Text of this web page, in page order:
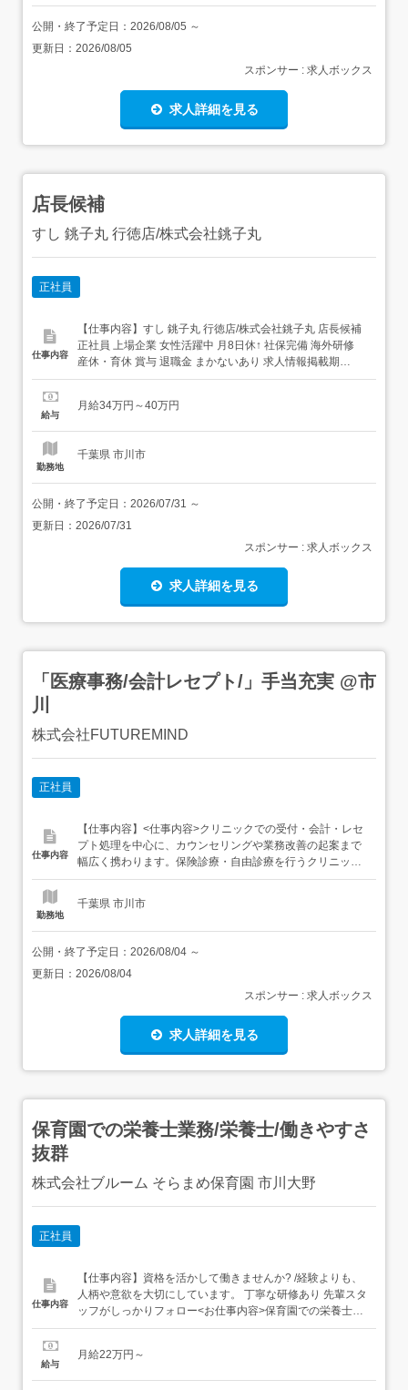
公開・終了予定日： 2026/08/05 ～
更新日： 2026/08/05
スポンサー : 求人ボックス
求人詳細を見る
店長候補
すし 銚子丸 行徳店/株式会社銚子丸
正社員
仕事内容
【仕事内容】すし 銚子丸 行徳店/株式会社銚子丸 店長候補
正社員 上場企業 女性活躍中 月8日休↑ 社保完備 海外研修
産休・育休 賞与 退職金 まかないあり 求人情報掲載期
間:2026/07/16～2026/08/20 求人情報 店舗の特徴 上場企業
交 通 東京メトロ東西線「行徳駅」よ...
給与
月給34万円～40万円
勤務地
千葉県 市川市
公開・終了予定日： 2026/07/31 ～
更新日： 2026/07/31
スポンサー : 求人ボックス
求人詳細を見る
「医療事務/会計レセプト/」手当充実 @市
川
株式会社FUTUREMIND
正社員
仕事内容
【仕事内容】<仕事内容>クリニックでの受付・会計・レセ
プト処理を中心に、カウンセリングや業務改善の起案まで
幅広く携わります。保険診療・自由診療を行うクリニック
にて、患者様の治療体験向上を目指した医療事務業務全般
約管理・来客対応カルテの作成、レセプトの請求処理など
グ対応業務改善や...
勤務地
千葉県 市川市
公開・終了予定日： 2026/08/04 ～
更新日： 2026/08/04
スポンサー : 求人ボックス
求人詳細を見る
保育園での栄養士業務/栄養士/働きやすさ
抜群
株式会社ブルーム そらまめ保育園 市川大野
正社員
仕事内容
【仕事内容】資格を活かして働きませんか? /経験よりも、
人柄や意欲を大切にしています。 丁寧な研修あり 先輩スタ
ッフがしっかりフォロー<お仕事内容>保育園での栄養士業
務全般<認可保育園(定員81名)における調理師業務全般>・
浄・清掃・各種食育活動(クッキングなど)・給食だより(デ
給与
月給22万円～